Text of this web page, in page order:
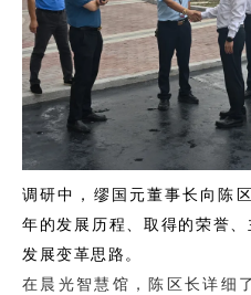
调研中，缪国元董事长向陈
年的发展历程、取得的荣誉
发展变革思路。
在晨光智慧馆，陈区长详细